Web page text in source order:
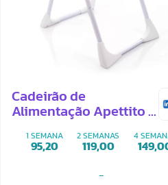
Cadeirão de
Alimentação Apettito -
1 SEMANA
95,20
2 SEMANAS
119,00
4
-